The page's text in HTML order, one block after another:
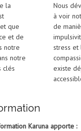
la
que
et de
notre
notre
clés
Nous
à voir
de
stress
existe
Karuna apporte :